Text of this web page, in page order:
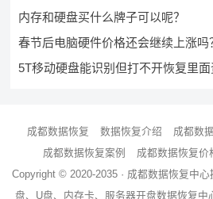
内存和硬盘买什么牌子可以呢？
春节后电脑硬件价格还会继续上涨吗
5T移动硬盘能识别但打不开恢复里
成都数据恢复 数据恢复介绍 成都数
成都数据恢复案例
成都数据恢复价
Copyright © 2020-2035 · 成都数据恢复中心
盘、U盘、内存卡、服务器开盘数据恢复中